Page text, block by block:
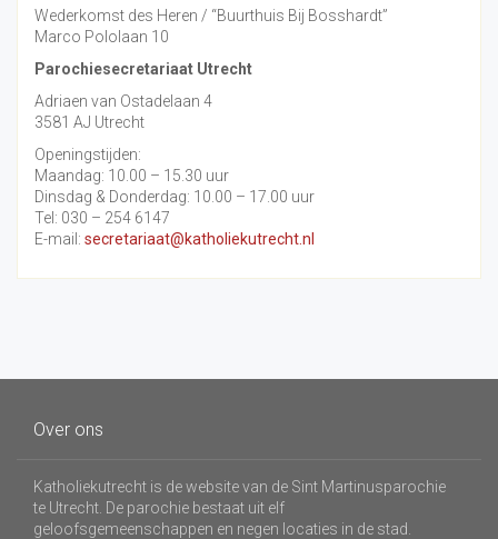
Wederkomst des Heren / “Buurthuis Bij Bosshardt”
Marco Pololaan 10
Parochiesecretariaat Utrecht
Adriaen van Ostadelaan 4
3581 AJ Utrecht
Openingstijden:
Maandag: 10.00 – 15.30 uur
Dinsdag & Donderdag: 10.00 – 17.00 uur
Tel: 030 – 254 6147
E-mail: secretariaat@katholiekutrecht.nl
Over ons
Katholiekutrecht is de website van de Sint Martinusparochie
te Utrecht. De parochie bestaat uit elf
geloofsgemeenschappen en negen locaties in de stad.